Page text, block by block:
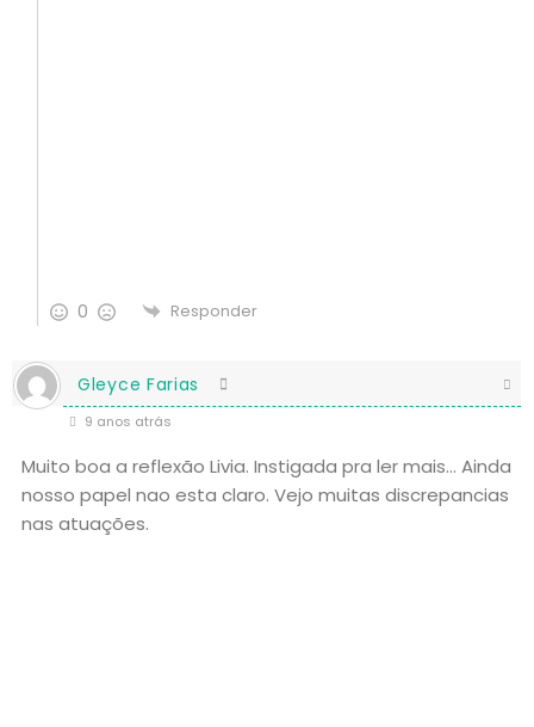
0 Responder
Gleyce Farias
9 anos atrás
Muito boa a reflexão Livia. Instigada pra ler mais… Ainda
nosso papel nao esta claro. Vejo muitas discrepancias
nas atuações.